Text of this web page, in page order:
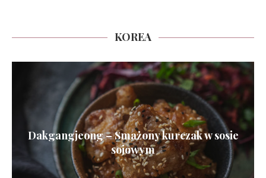
KOREA
Dakgangjeong – Smażony kurczak w sosie
sojowym